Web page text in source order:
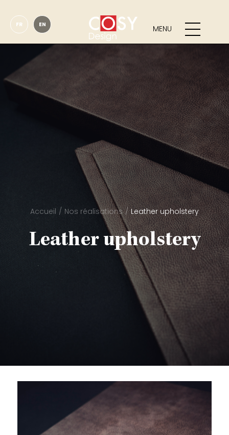
FR EN MENU
Accueil Nos réalisations Leather upholstery
Leather upholstery